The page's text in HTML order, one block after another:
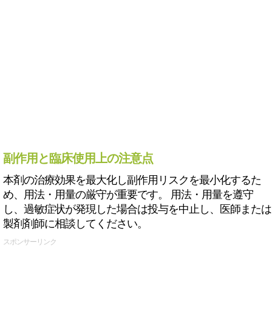
副作用と臨床使用上の注意点
本剤の治療効果を最大化し副作用リスクを最小化するた
め、用法・用量の厳守が重要です。 用法・用量を遵守
し、過敏症状が発現した場合は投与を中止し、医師または
製剤剤師に相談してください。
スポンサーリンク